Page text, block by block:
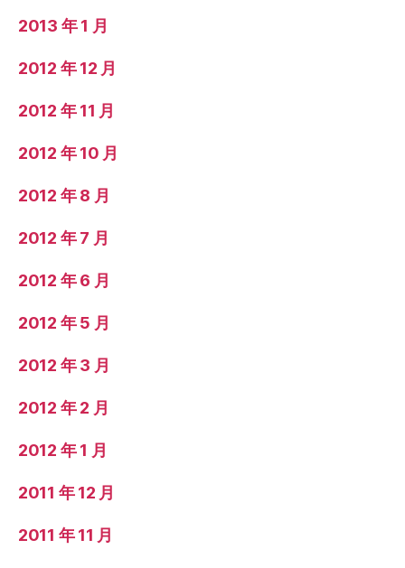
2013 年 1 月
2012 年 12 月
2012 年 11 月
2012 年 10 月
2012 年 8 月
2012 年 7 月
2012 年 6 月
2012 年 5 月
2012 年 3 月
2012 年 2 月
2012 年 1 月
2011 年 12 月
2011 年 11 月